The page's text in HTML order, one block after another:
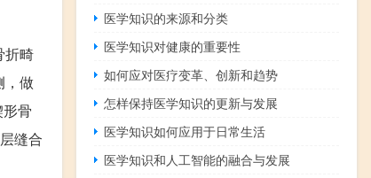
折畸
，做
骨
缝合
医学知识的来源和分类
医学知识对健康的重要性
如何应对医疗变革、创新和趋势
怎样保持医学知识的更新与发展
医学知识如何应用于日常生活
医学知识和人工智能的融合与发展